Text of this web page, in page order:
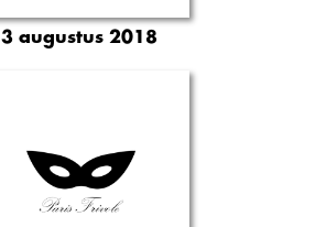
3 augustus 2018